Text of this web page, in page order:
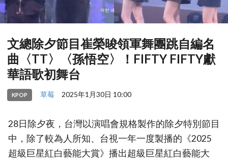
文總除夕節目崔榮晙領軍舞團跳自編名
曲〈TT〉〈孫悟空〉！FIFTY FIFTY獻
華語歌初舞台
KPOP 草莓 2025年1月30日 10:00
28日除夕夜，台灣以演唱會規格製作的除夕特別節目
中，除了較為人所知、台視一年一度製播的《2025
超級巨星紅白藝能大賞》播出超級巨星紅白藝能大